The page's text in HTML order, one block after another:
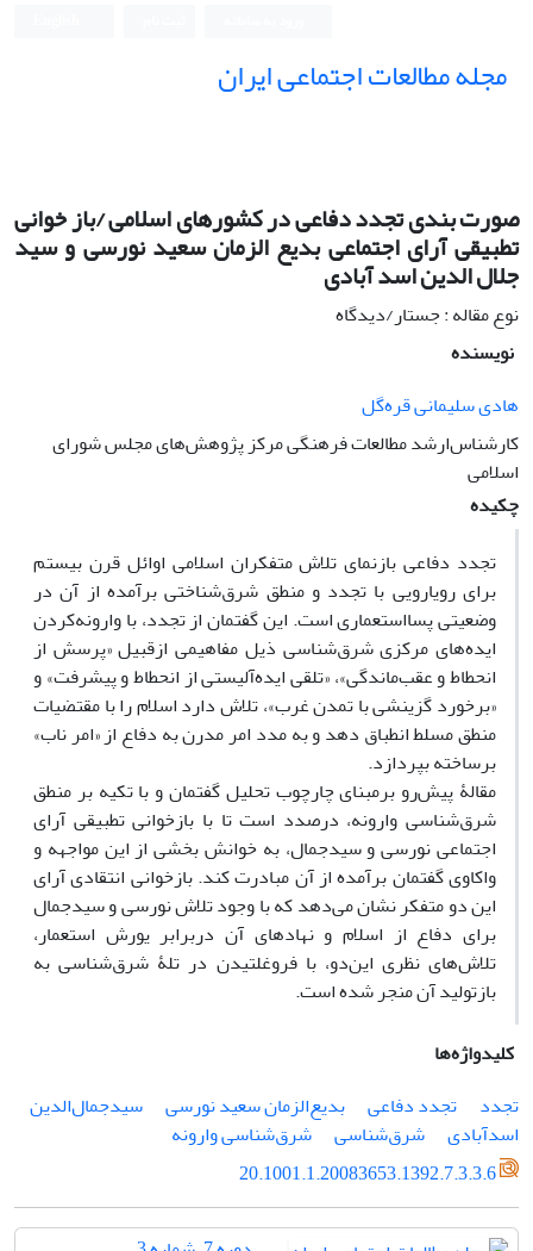
مجله مطالعات اجتماعی ایران
صورت بندی تجدد دفاعی در کشورهای اسلامی /باز خوانی
تطبیقی آرای اجتماعی بدیع الزمان سعید نورسی و سید
جلال الدین اسد آبادی
نوع مقاله : جستار/دیدگاه
نویسنده
هادی سلیمانی قره‌‌گل
کارشناس‌ارشد مطالعات فرهنگی مرکز پژوهش‌های مجلس شورای
اسلامی
چکیده
تجدد دفاعی بازنمای تلاش‌ متفکران اسلامی اوائل قرن بیستم
برای رویارویی با تجدد و منطق شرق‌شناختی برآمده از آن در
وضعیتی پسااستعماری است. این گفتمان از تجدد، با وارونه‌کردن
ایده‌های مرکزی شرق‌شناسی ذیل مفاهیمی ازقبیل «پرسش از
انحطاط و عقب‌ماندگی»، «تلقی ایده‌آلیستی از انحطاط و پیشرفت» و
«برخورد گزینشی با تمدن غرب»، تلاش دارد اسلام را با مقتضیات
منطق مسلط انطباق دهد و به مدد امر مدرن به دفاع از «امر ناب»
برساخته بپردازد.
مقالۀ پیش‌رو برمبنای چارچوب تحلیل گفتمان و با تکیه بر منطق
شرق‌شناسی وارونه، درصدد است تا با بازخوانی تطبیقی آرای
اجتماعی نورسی و سیدجمال، به خوانش بخشی از این مواجهه و
واکاوی گفتمان برآمده از آن مبادرت کند. بازخوانی انتقادی آرای
این دو متفکر نشان می‌دهد که با وجود تلاش نورسی و سیدجمال
برای دفاع از اسلام و نهادهای آن دربرابر یورش استعمار،
تلاش‌های نظری این‌دو، با فروغلتیدن در تلۀ شرق‌شناسی به
بازتولید آن منجر شده است.
کلیدواژه‌ها
تجدد
تجدد دفاعی بدیع‌الزمان سعید نورسی
سیدجمال‌الدین
اسدآبادی
شرق‌شناسی
شرق‌شناسی وارونه
20.1001.1.20083653.1392.7.3.3.6